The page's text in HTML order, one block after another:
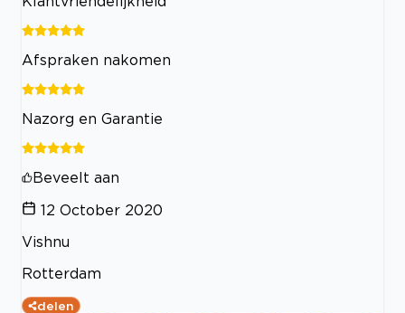
Afspraken nakomen
Nazorg en Garantie
Beveelt aan
12 October 2020
Vishnu
Rotterdam
delen